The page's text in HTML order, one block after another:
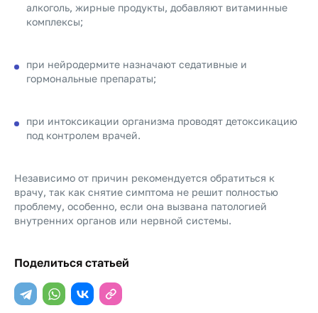
алкоголь, жирные продукты, добавляют витаминные
комплексы;
при нейродермите назначают седативные и
гормональные препараты;
при интоксикации организма проводят детоксикацию
под контролем врачей.
Независимо от причин рекомендуется обратиться к
врачу, так как снятие симптома не решит полностью
проблему, особенно, если она вызвана патологией
внутренних органов или нервной системы.
Поделиться статьей